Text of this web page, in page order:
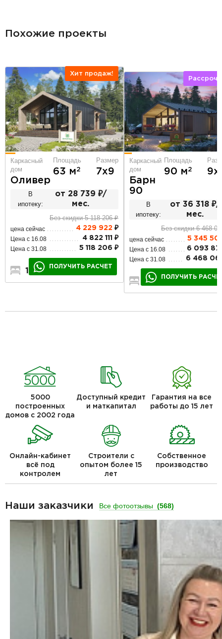
Похожие проекты
Хит продаж!
Каркасный
дом
Оливер
Площадь
63 м2
Размер
7х9
В
ипотеку:
от 28 739 ₽/
мес.
Без скидки 5 118 206 ₽
цена сейчас 4 229 922 ₽
Цена с 16.08 4 822 111 ₽
Цена с 31.08 5 118 206 ₽
1
ПОЛУЧИТЬ РАСЧЕТ
Каркасный
дом
Барн
90
Площадь
90 м2
В
ипотеку:
от 36 318 ₽/
мес.
Без скидки 6 468
цена сейчас 5 345
Цена с 16.08 6 093
Цена с 31.08 6 468
2
ПОЛУЧИТЬ
5000
построенных
домов с 2002 года
Доступный кредит
и маткапитал
Гарантия на все
работы до 15 лет
Онлайн-кабинет
всё под
контролем
Строители с
опытом более 15
лет
Собственное
производство
Наши заказчики Все фотоотзывы (568)